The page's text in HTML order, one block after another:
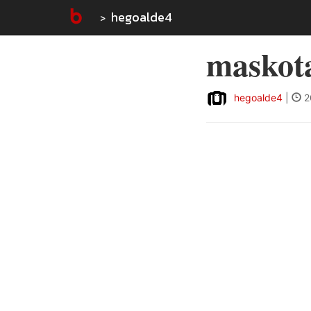
hegoalde4
hegoalde4